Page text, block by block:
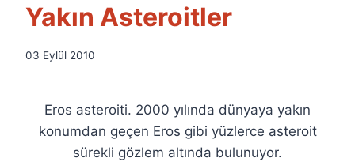
Yakın Asteroitler
By
Özyar
03 Eylül 2010
Eros asteroiti. 2000 yılında dünyaya yakın
konumdan geçen Eros gibi yüzlerce asteroit
sürekli gözlem altında bulunuyor.